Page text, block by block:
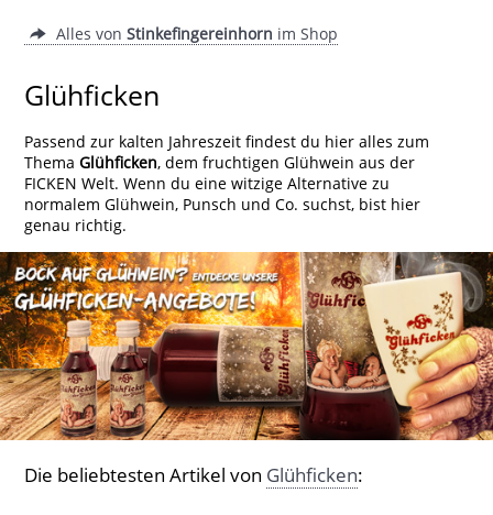
Alles vonStinkefingereinhorn im Shop
Glühficken
Passend zur kalten Jahreszeit findest du hier alles zum
ThemaGlühficken, dem fruchtigen Glühwein aus der
FICKEN Welt. Wenn du eine witzige Alternative zu
normalem Glühwein, Punsch und Co. suchst, bist hier
genau richtig.
Die beliebtesten Artikel von Glühficken: